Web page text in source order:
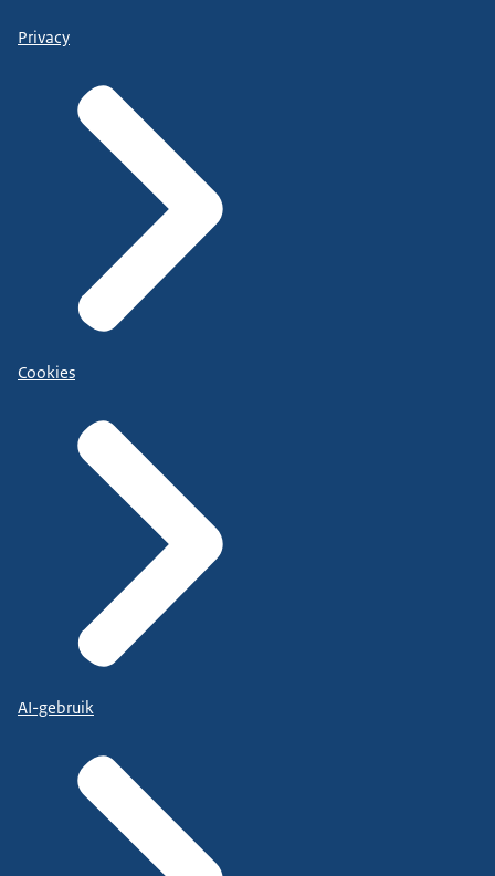
Privacy
Cookies
AI-gebruik